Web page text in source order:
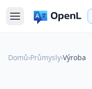
Domů›Průmysly›Výroba